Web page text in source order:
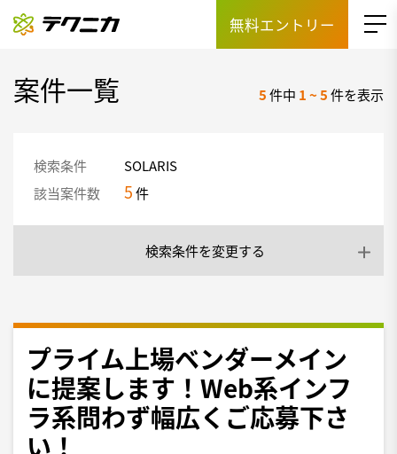
無料エントリー
案件一覧 5件中 1~5件を表示
検索条件
SOLARIS
該当案件数
5件
検索条件を変更する
プライム上場ベンダーメイン
に提案します！Web系インフ
ラ系問わず幅広くご応募下さ
い！